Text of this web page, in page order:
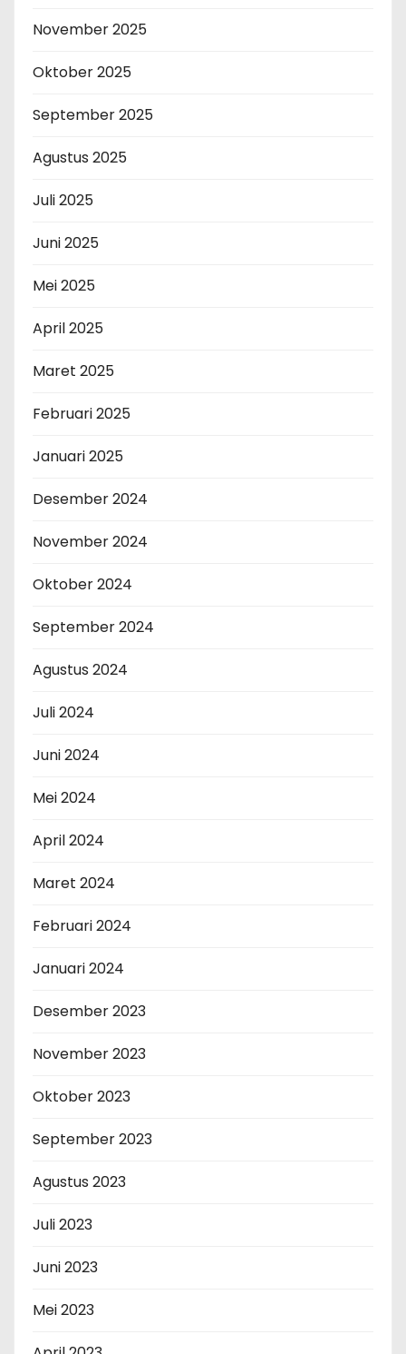
November 2025
Oktober 2025
September 2025
Agustus 2025
Juli 2025
Juni 2025
Mei 2025
April 2025
Maret 2025
Februari 2025
Januari 2025
Desember 2024
November 2024
Oktober 2024
September 2024
Agustus 2024
Juli 2024
Juni 2024
Mei 2024
April 2024
Maret 2024
Februari 2024
Januari 2024
Desember 2023
November 2023
Oktober 2023
September 2023
Agustus 2023
Juli 2023
Juni 2023
Mei 2023